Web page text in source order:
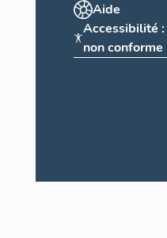
Aide
Accessibilité :
non conforme